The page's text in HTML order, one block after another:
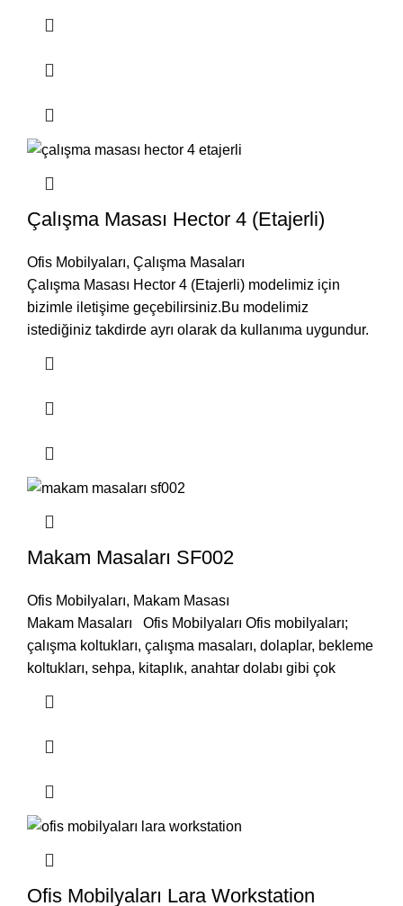
Çalışma Masası Hector 4 (Etajerli)
Ofis Mobilyaları, Çalışma Masaları
Çalışma Masası Hector 4 (Etajerli) modelimiz için
bizimle iletişime geçebilirsiniz.Bu modelimiz
istediğiniz takdirde ayrı olarak da kullanıma uygundur.
Makam Masaları SF002
Ofis Mobilyaları, Makam Masası
Makam Masaları Ofis Mobilyaları Ofis mobilyaları;
çalışma koltukları, çalışma masaları, dolaplar, bekleme
koltukları, sehpa, kitaplık, anahtar dolabı gibi çok
Ofis Mobilyaları Lara Workstation